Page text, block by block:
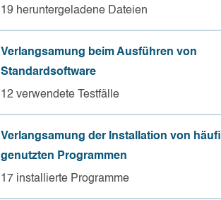
19 heruntergeladene Dateien
Verlangsamung beim Ausführen von
Standardsoftware
12 verwendete Testfälle
Verlangsamung der Installation von
genutzten Programmen
17 installierte Programme